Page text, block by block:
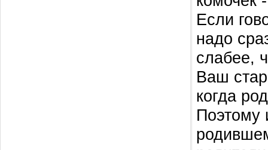
Если
надо
слабее,
Ваш
когда
Поэтому